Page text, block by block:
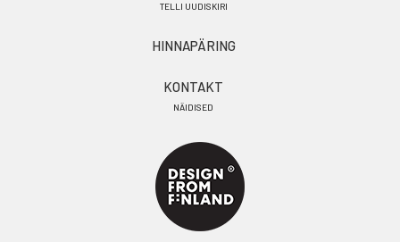
TELLI UUDISKIRI
HINNAPÄRING
KONTAKT
NÄIDISED